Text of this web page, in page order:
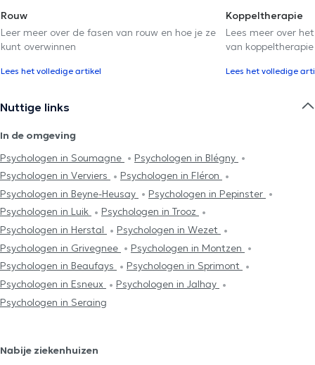
Rouw
Leer meer over de fasen van rouw en hoe je ze
kunt overwinnen
Lees het volledige artikel
Koppeltherapie
Lees meer over
van koppeltherapie
Lees het volledige
Nuttige links
In de omgeving
Psychologen in Soumagne
Psychologen in Blégny
Psychologen in Verviers
Psychologen in Fléron
Psychologen in Beyne-Heusay
Psychologen in Pepinster
Psychologen in Luik
Psychologen in Trooz
Psychologen in Herstal
Psychologen in Wezet
Psychologen in Grivegnee
Psychologen in Montzen
Psychologen in Beaufays
Psychologen in Sprimont
Psychologen in Esneux
Psychologen in Jalhay
Psychologen in Seraing
Nabije ziekenhuizen